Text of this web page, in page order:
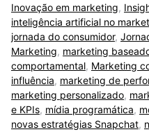
Inovação em marketing,
inteligência artificial no
jornada do consumidor,
Marketing, marketing
comportamental, Marketing
influência, marketing de
marketing personalizado,
e KPIs, mídia programática,
novas estratégias Snapchat,